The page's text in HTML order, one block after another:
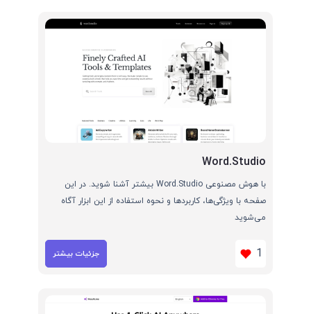
Word.Studio
با هوش مصنوعی Word.Studio بیشتر آشنا شوید. در این
صفحه با ویژگی‌ها، کاربردها و نحوه استفاده از این ابزار آگاه
می‌شوید
1 جزئیات بیشتر